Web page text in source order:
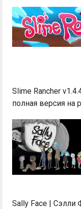
Slime Rancher
полная версия на
Sally Face | Сэлли